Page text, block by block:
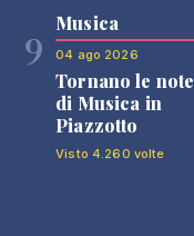
9
Musica
04 ago 2026
Tornano le note
di Musica in
Piazzotto
Visto 4.260 volte